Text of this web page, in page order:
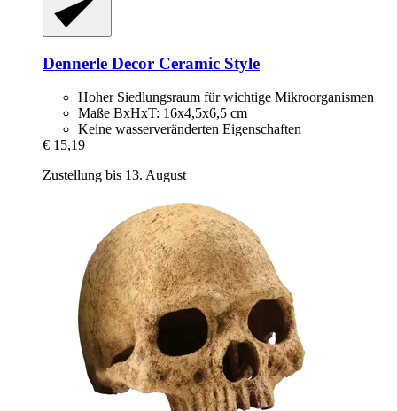
Dennerle Decor Ceramic Style
Hoher Siedlungsraum für wichtige Mikroorganismen
Maße BxHxT: 16x4,5x6,5 cm
Keine wasserveränderten Eigenschaften
€ 15,19
Zustellung bis 13. August